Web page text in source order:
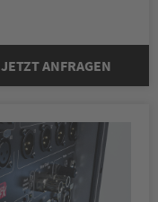
JETZT ANFRAGEN